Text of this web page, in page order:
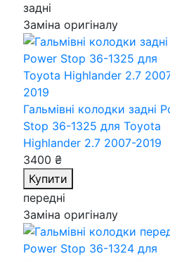
задні
Заміна оригіналу
Гальмівні колодки задні
Stop 36-1325 для Toyota
Highlander 2.7 2007-2019
3400 ₴
Купити
передні
Заміна оригіналу